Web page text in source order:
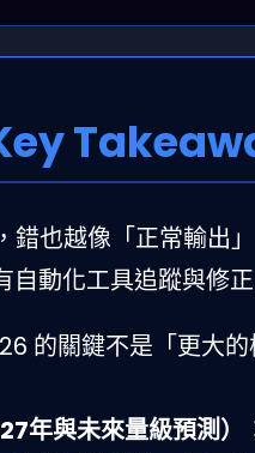
錯也越像「正常輸出
自動化工具追蹤與修
的關鍵不是「更大
年與未來量級預測）